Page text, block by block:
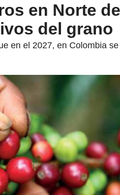
en Norte
del grano
en el 2027, en Colombia